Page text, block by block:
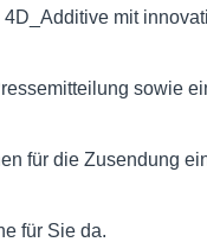
mit
sowie
für die Zusendung
für Sie da.